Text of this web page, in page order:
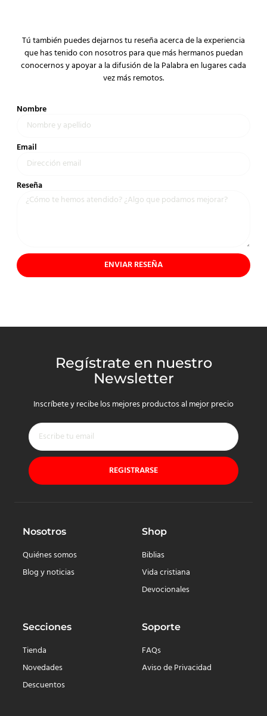
Tú también puedes dejarnos tu reseña acerca de la experiencia
que has tenido con nosotros para que más hermanos puedan
conocernos y apoyar a la difusión de la Palabra en lugares cada
vez más remotos.
Nombre
Email
Reseña
ENVIAR RESEÑA
Regístrate en nuestro
Newsletter
Inscríbete y recibe los mejores productos al mejor precio
REGISTRARSE
Nosotros
Quiénes somos
Blog y noticias
Shop
Biblias
Vida cristiana
Devocionales
Secciones
Tienda
Novedades
Descuentos
Soporte
FAQs
Aviso de Privacidad